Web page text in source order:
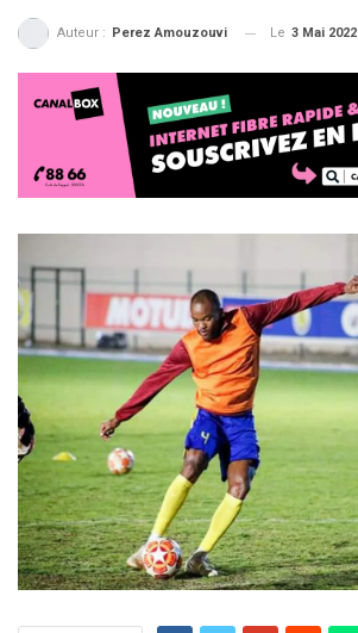
Auteur : Perez Amouzouvi Le 3 Mai 2022